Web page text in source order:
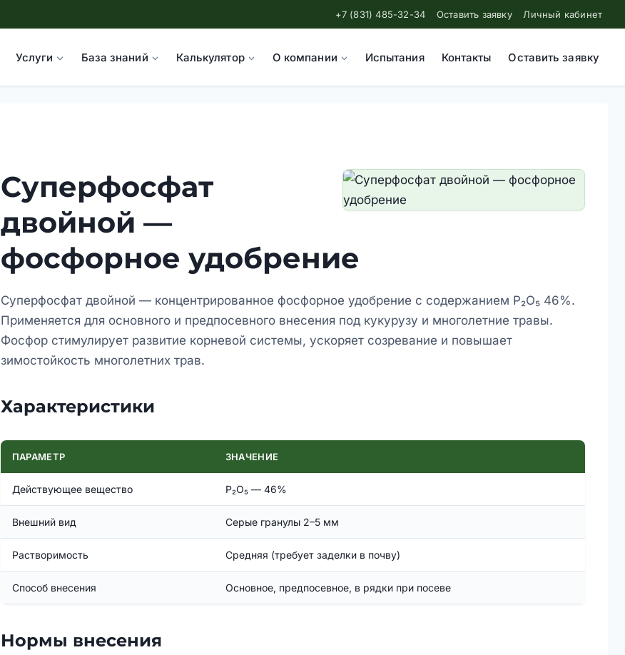
+7 (831) 485-32-34 Оставить заявку Личный кабинет
Услуги База знаний Калькулятор О компании Испытания Контакты Оставить заявку
Суперфосфат
двойной —
фосфорное удобрение
Суперфосфат двойной — концентрированное фосфорное удобрение с содержанием P₂O₅ 46%.
Применяется для основного и предпосевного внесения под кукурузу и многолетние травы.
Фосфор стимулирует развитие корневой системы, ускоряет созревание и повышает
зимостойкость многолетних трав.
Характеристики
ПАРАМЕТР ЗНАЧЕНИЕ
Действующее вещество P₂O₅ — 46%
Внешний вид Серые гранулы 2–5 мм
Растворимость Средняя (требует заделки в почву)
Способ внесения Основное, предпосевное, в рядки при посеве
Нормы внесения